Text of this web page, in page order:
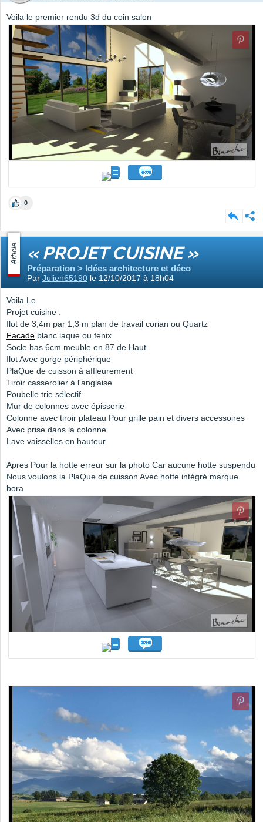
Voila le premier rendu 3d du coin salon
0
Article « PROJET CUISINE »
Préparation > Idées architecture et déco
Par Julien65190 le 12/10/2017 à 18h04
Voila Le
Projet cuisine :
Ilot de 3,4m par 1,3 m plan de travail corian ou Quartz
Facade blanc laque ou fenix
Socle bas 6cm meuble en 87 de Haut
Ilot Avec gorge périphérique
PlaQue de cuisson à affleurement
Tiroir casserolier à l'anglaise
Poubelle trie sélectif
Mur de colonnes avec épisserie
Colonne avec tiroir plateau Pour grille pain et divers accessoires
Avec prise dans la colonne
Lave vaisselles en hauteur
Apres Pour la hotte erreur sur la photo Car aucune hotte suspendu
Nous voulons la PlaQue de cuisson Avec hotte intégré marque
bora